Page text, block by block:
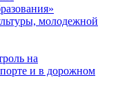
молодежной
на
и в дорожном